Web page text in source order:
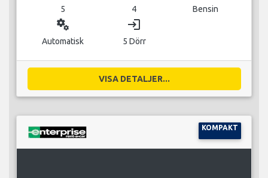
5 4 Bensin
miscellaneous_services
Automatisk
login
5 Dörr
VISA DETALJER...
KOMPAKT